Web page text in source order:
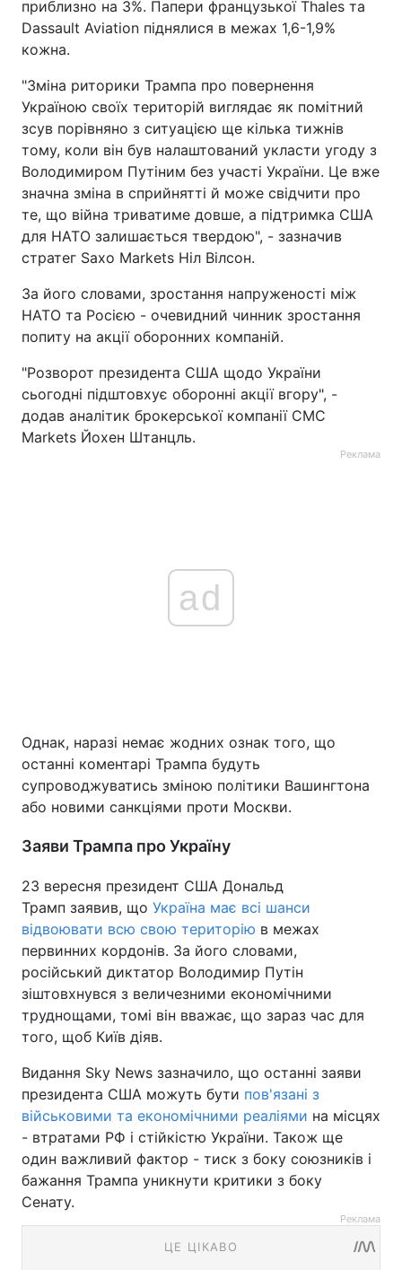
приблизно на 3%. Папери французької Thales та
Dassault Aviation піднялися в межах 1,6-1,9%
кожна.
"Зміна риторики Трампа про повернення
Україною своїх територій виглядає як помітний
зсув порівняно з ситуацією ще кілька тижнів
тому, коли він був налаштований укласти угоду з
Володимиром Путіним без участі України. Це вже
значна зміна в сприйнятті й може свідчити про
те, що війна триватиме довше, а підтримка США
для НАТО залишається твердою", - зазначив
стратег Saxo Markets Ніл Вілсон.
За його словами, зростання напруженості між
НАТО та Росією - очевидний чинник зростання
попиту на акції оборонних компаній.
"Розворот президента США щодо України
сьогодні підштовхує оборонні акції вгору", -
додав аналітик брокерської компанії CMC
Markets Йохен Штанцль.
Реклама
ad
Однак, наразі немає жодних ознак того, що
останні коментарі Трампа будуть
супроводжуватись зміною політики Вашингтона
або новими санкціями проти Москви.
Заяви Трампа про Україну
23 вересня президент США Дональд
Трамп заявив, що Україна має всі шанси
відвоювати всю свою територію в межах
первинних кордонів. За його словами,
російський диктатор Володимир Путін
зіштовхнувся з величезними економічними
труднощами, томі він вважає, що зараз час для
того, щоб Київ діяв.
Видання Sky News зазначило, що останні заяви
президента США можуть бути пов'язані з
військовими та економічними реаліями на місцях
- втратами РФ і стійкістю України. Також ще
один важливий фактор - тиск з боку союзників і
бажання Трампа уникнути критики з боку
Сенату.
Реклама